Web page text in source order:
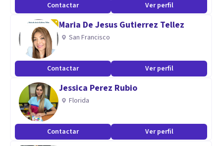
Contactar Ver perfil
Maria De Jesus Gutierrez Tellez
San Francisco
Contactar Ver perfil
Jessica Perez Rubio
Florida
Contactar Ver perfil